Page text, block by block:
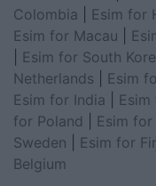
Colombia
Esim for
Esim for Macau
Esim for South
Netherlands
Esim
Esim for India
for Poland
Esim
Sweden
Esim for
Belgium